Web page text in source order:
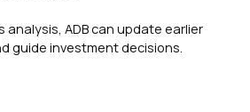
ADB can update earlier
guide investment decisions.